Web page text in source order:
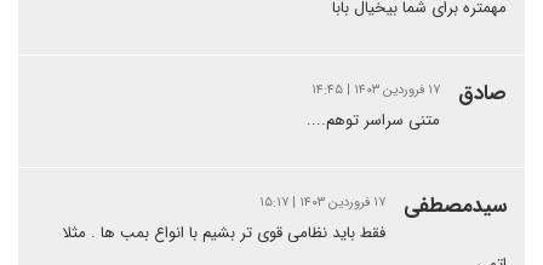
مهمتره برای شما بیخیال بابا
صادق ۱۷ فروردین ۱۴۰۳ | ۱۴:۴۵
متنی سراسر توهم....
سیدمصطفی ۱۷ فروردین ۱۴۰۳ | ۱۵:۱۷
فقط باید نظامی قوی تر بشیم با انواع بمب ها . مثلا